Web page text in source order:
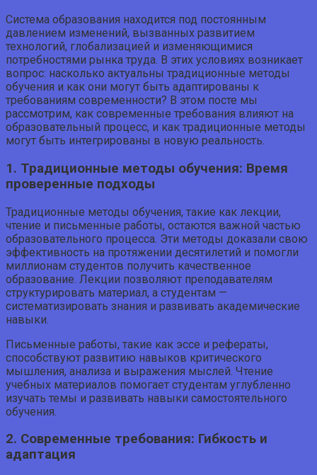
Система образования находится под постоянным
давлением изменений, вызванных развитием
технологий, глобализацией и изменяющимися
потребностями рынка труда. В этих условиях возникает
вопрос: насколько актуальны традиционные методы
обучения и как они могут быть адаптированы к
требованиям современности? В этом посте мы
рассмотрим, как современные требования влияют на
образовательный процесс, и как традиционные методы
могут быть интегрированы в новую реальность.
1. Традиционные методы обучения: Время
проверенные подходы
Традиционные методы обучения, такие как лекции,
чтение и письменные работы, остаются важной частью
образовательного процесса. Эти методы доказали свою
эффективность на протяжении десятилетий и помогли
миллионам студентов получить качественное
образование. Лекции позволяют преподавателям
структурировать материал, а студентам —
систематизировать знания и развивать академические
навыки.
Письменные работы, такие как эссе и рефераты,
способствуют развитию навыков критического
мышления, анализа и выражения мыслей. Чтение
учебных материалов помогает студентам углубленно
изучать темы и развивать навыки самостоятельного
обучения.
2. Современные требования: Гибкость и
адаптация